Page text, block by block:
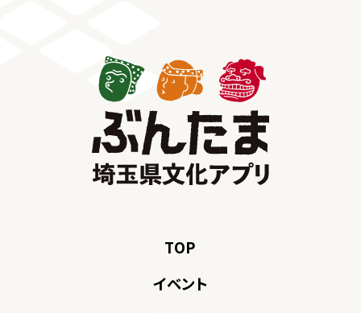
TOP
イベント